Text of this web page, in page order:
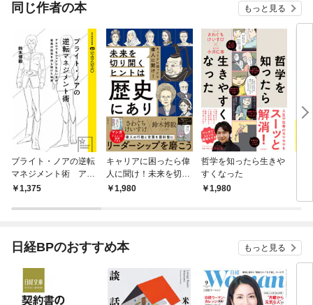
同じ作者の本 もっと見る
ブライト・ノアの逆転
マネジメント術 アム
ロでもシャアでもない
し続けた秘密
1,375
キャリアに困ったら偉
人に聞け！未来を切り
開くヒントは歴史にあ
1,980
哲学を知ったら生きや
すくなった
1,980
日経BPのおすすめ本 もっと見る